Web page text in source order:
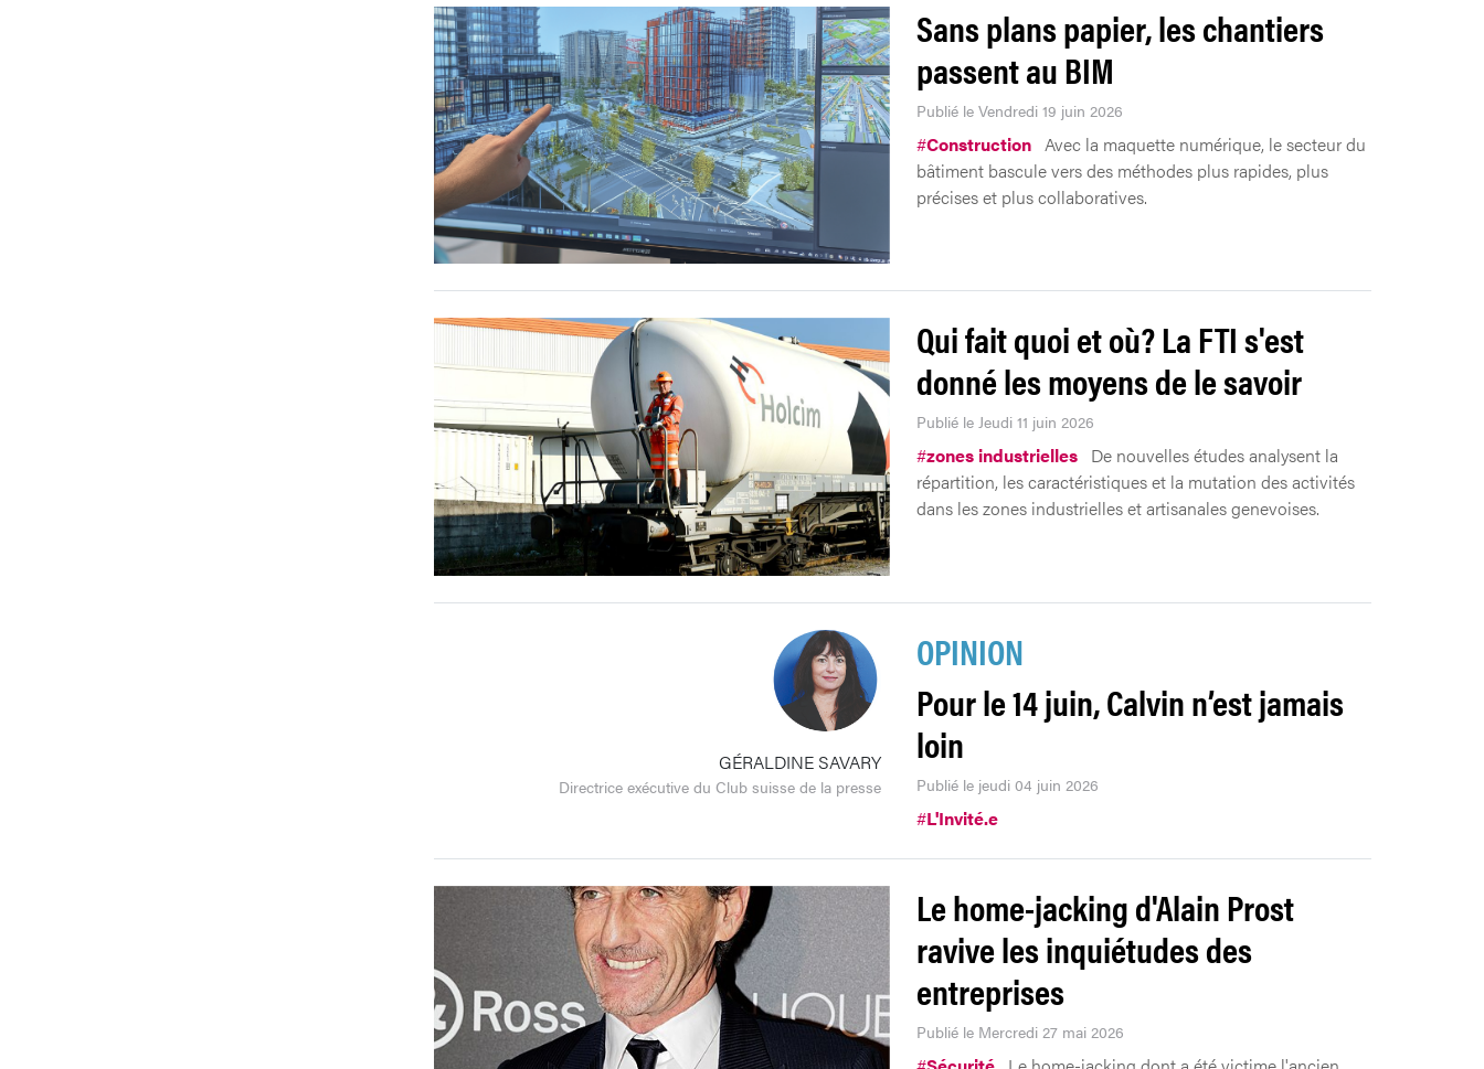
Sans plans papier, les chantiers
passent au BIM
Publié le Vendredi 19 juin 2026
#Construction Avec la maquette numérique, le secteur du
bâtiment bascule vers des méthodes plus rapides, plus
précises et plus collaboratives.
Qui fait quoi et où? La FTI s'est
donné les moyens de le savoir
Publié le Jeudi 11 juin 2026
#zones industrielles De nouvelles études analysent la
répartition, les caractéristiques et la mutation des activités
dans les zones industrielles et artisanales genevoises.
GÉRALDINE SAVARY
Directrice exécutive du Club suisse de la presse
OPINION
Pour le 14 juin, Calvin n’est jamais
loin
Publié le jeudi 04 juin 2026
#L'Invité.e
Le home-jacking d'Alain Prost
ravive les inquiétudes des
entreprises
Publié le Mercredi 27 mai 2026